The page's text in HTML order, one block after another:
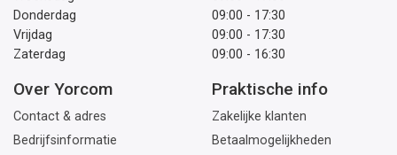
Donderdag
09:00 - 17:30
Vrijdag
09:00 - 17:30
Zaterdag
09:00 - 16:30
Over Yorcom
Contact & adres
Bedrijfsinformatie
Praktische info
Zakelijke klanten
Betaalmogelijkheden